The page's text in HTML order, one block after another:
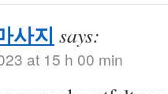
사지 says:
at 15 h 00 min